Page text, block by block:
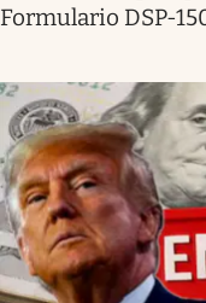
Formulario DSP-